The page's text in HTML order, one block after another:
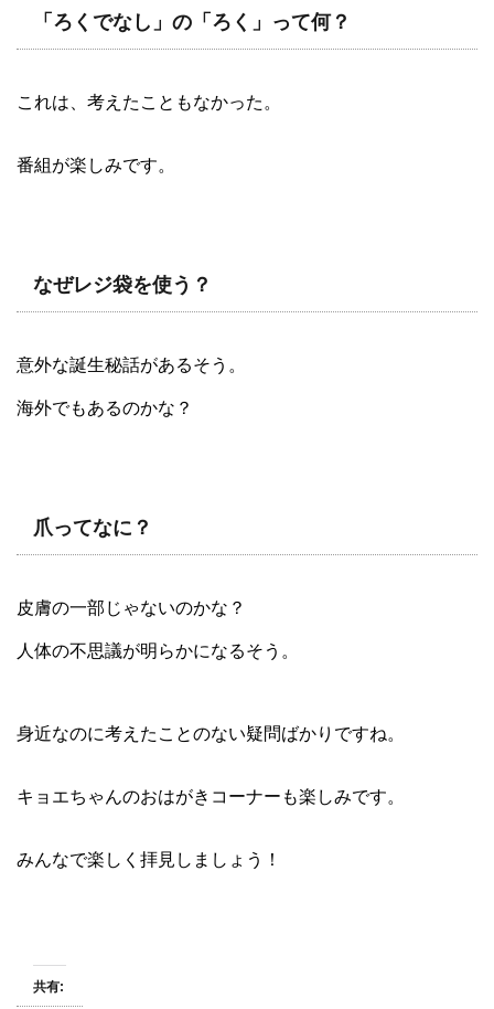
「ろくでなし」の「ろく」って何？
これは、考えたこともなかった。
番組が楽しみです。
なぜレジ袋を使う？
意外な誕生秘話があるそう。
海外でもあるのかな？
爪ってなに？
皮膚の一部じゃないのかな？
人体の不思議が明らかになるそう。
身近なのに考えたことのない疑問ばかりですね。
キョエちゃんのおはがきコーナーも楽しみです。
みんなで楽しく拝見しましょう！
共有: